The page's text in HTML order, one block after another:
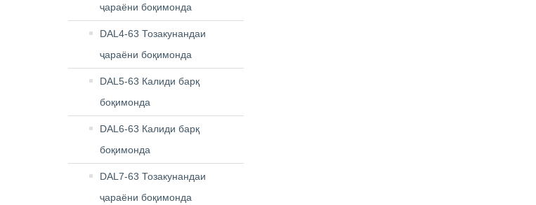
ҷараёни боқимонда
DAL4-63 Тозакунандаи
ҷараёни боқимонда
DAL5-63 Калиди барқ ​​
боқимонда
DAL6-63 Калиди барқ ​​
боқимонда
DAL7-63 Тозакунандаи
ҷараёни боқимонда